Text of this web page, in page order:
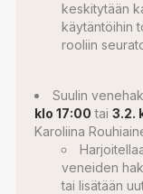
keskitytään
käytäntöihin
rooliin
Suulin
klo 17:00 tai 3.2.
Karoliina
veneiden
tai lisätään